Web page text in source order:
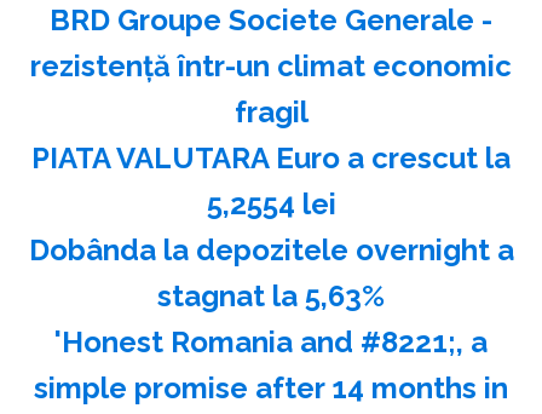
BRD Groupe Societe Generale -
rezistenţă într-un climat economic
fragil
PIATA VALUTARA Euro a crescut la
5,2554 lei
Dobânda la depozitele overnight a
stagnat la 5,63%
'Honest Romania and #8221;, a
simple promise after 14 months in